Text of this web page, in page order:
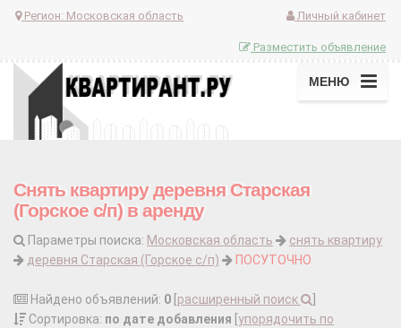
Регион: Московская область Личный кабинет
Разместить объявление
МЕНЮ
Снять квартиру деревня Старская
(Горское с/п) в аренду
Параметры поиска: Московская область
снять квартиру
деревня Старская (Горское с/п)
ПОСУТОЧНО
Найдено объявлений: 0 расширенный поиск
Сортировка: по дате добавления упорядочить по